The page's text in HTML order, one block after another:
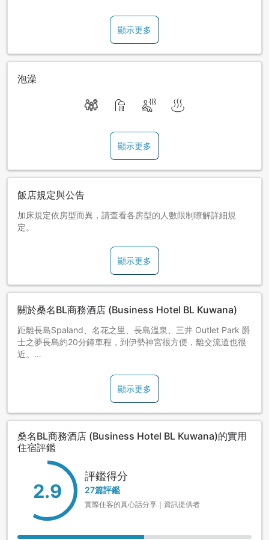
顯示更多
泡澡
顯示更多
飯店規定與公告
加床規定依房型而異，請查看各房型的人數限制瞭解詳細規
定。
顯示更多
關於桑名BL商務酒店 (Business Hotel BL Kuwana)
距離長島Spaland、名花之里、長島溫泉、三井 Outlet Park 爵
士之夢長島約20分鐘車程，到伊勢神宮很方便，離交流道也很
近。
顯示更多
桑名BL商務酒店 (Business Hotel BL Kuwana)的實用
住宿評鑑
2.9
評鑑得分
27篇評鑑
實際住客的真心話分享｜資訊提供者